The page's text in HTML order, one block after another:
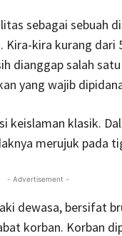
sebagai sebuah
kira kurang dari
dianggap salah
yang wajib
keislaman klasik.
merujuk pada
- Advertisement -
dewasa, bersifat
korban. Korban